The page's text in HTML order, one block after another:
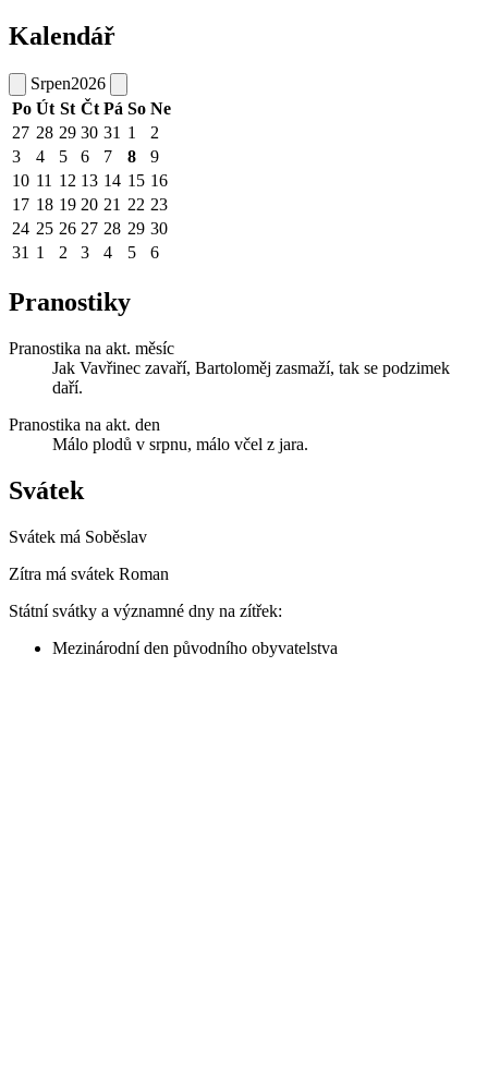
Kalendář
Srpen2026
Po Út St Čt Pá So Ne
27 28 29 30 31 1
2
3
4 5 6 7 8
9
10 11 12 13 14 15 16
17 18 19 20 21 22 23
24 25 26 27 28 29 30
31 1 2 3 4 5 6
Pranostiky
Pranostika na akt. měsíc
Jak Vavřinec zavaří, Bartoloměj zasmaží, tak se podzimek
daří.
Pranostika na akt. den
Málo plodů v srpnu, málo včel z jara.
Svátek
Svátek má Soběslav
Zítra má svátek Roman
Státní svátky a významné dny na zítřek:
Mezinárodní den původního obyvatelstva